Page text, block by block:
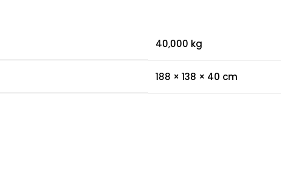
40,000 kg
188 × 138 × 40 cm